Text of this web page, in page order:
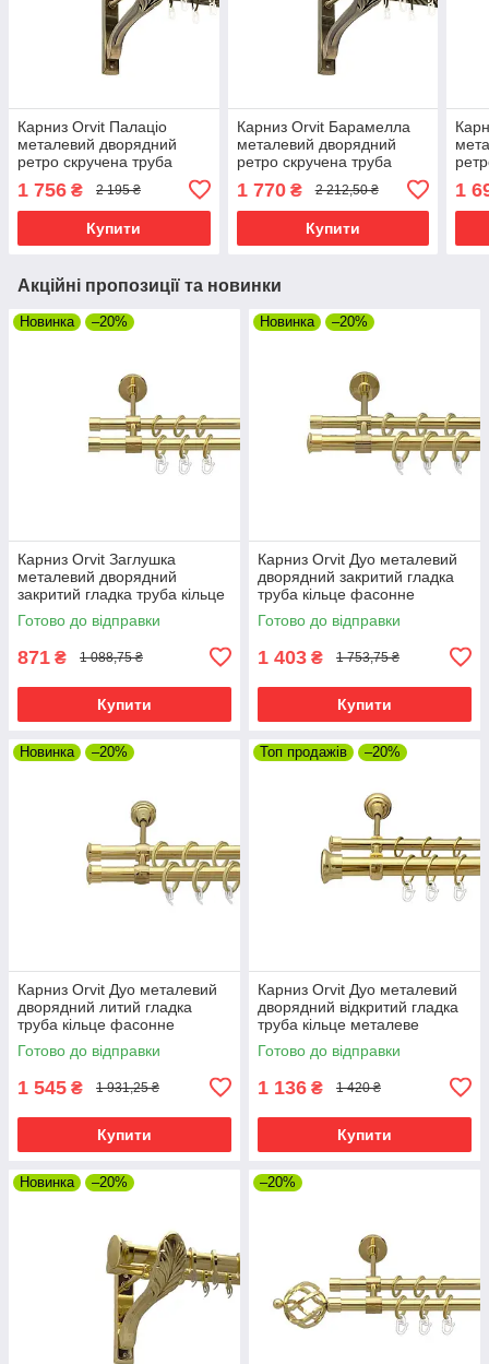
Карниз Orvit Палаціо
металевий дворядний
ретро скручена труба
25\19 мм 240 см (00-
00016456)
1 756 ₴ 2 195 ₴
Купити
Карниз Orvit Барамелла
металевий дворядний
ретро скручена труба
25\19 мм 240 см (00-
00016408)
1 770₴ 2 212,50 ₴
Купити
1
Акційні пропозиції та новинки
Новинка –20%
Карниз Orvit Заглушка
металевий дворядний
закритий гладка труба кільце
металеве Золото 16\16 мм
240 см (00-00014513)
Готово до відправки
871 ₴ 1 088,75 ₴
Купити
Новинка –20%
Карниз Orvit Дуо металевий
дворядний закритий гладка
труба кільце фасонне
металеве Золото 19\16 мм
240 см (00-00009328)
Готово до відправки
1 403 ₴ 1 753,75 ₴
Купити
Новинка –20%
Карниз Orvit Дуо металевий
дворядний литий гладка
труба кільце фасонне
металеве Золото 19\19 мм
240 см (00-00009444)
Готово до відправки
1 545 ₴ 1 931,25 ₴
Купити
Топ продажів –20%
Карниз Orvit Дуо металевий
дворядний відкритий гладка
труба кільце металеве
Золото 25\19 мм 240 см (00-
00012796)
Готово до відправки
1 136 ₴ 1 420 ₴
Купити
Новинка –20% –20%